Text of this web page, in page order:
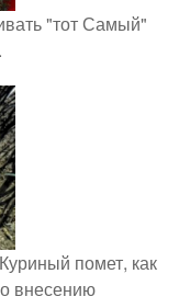
"тот Самый"
помет, как
внесению